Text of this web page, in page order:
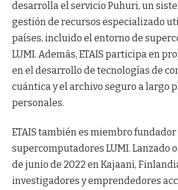
desarrolla el servicio Puhuri, un
gestión de recursos especializado
países, incluido el entorno de
LUMI. Además, ETAIS participa en
en el desarrollo de tecnologías de
cuántica y el archivo seguro a largo
personales.
ETAIS también es miembro
supercomputadores LUMI. Lanzado
de junio de 2022 en Kajaani,
investigadores y emprendedores